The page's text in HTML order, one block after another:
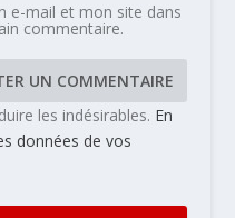
e-mail et mon site dans
commentaire.
les indésirables. En
données de vos